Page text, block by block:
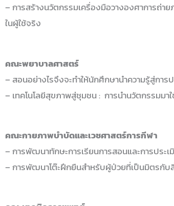
– การสร้างนวัตกรรมเครื่องมือวางองศาการถ่
ในผู้ใช้จริง
คณะพยาบาลศาสตร์
– สอนอย่างไรจึงจะทำให้นักศึกษานำความรู้สู่การ
– เทคโนโลยีสุขภาพสู่ชุมชน : การนำนวัตกรรมมา
คณะกายภาพบำบัดและเวชศาสตร์การกีฬา
– การพัฒนาทักษะการเรียนการสอนและการปร
– การพัฒนาโต๊ะฝึกยืนสำหรับผู้ป่วยที่เป็นมิตรกับ